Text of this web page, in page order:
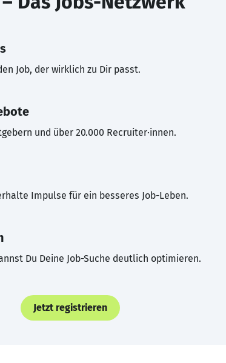
Job, der wirklich zu Dir passt.
und über 20.000 Recruiter·innen.
Impulse für ein besseres Job-Leben.
Du Deine Job-Suche deutlich optimieren.
Jetzt registrieren